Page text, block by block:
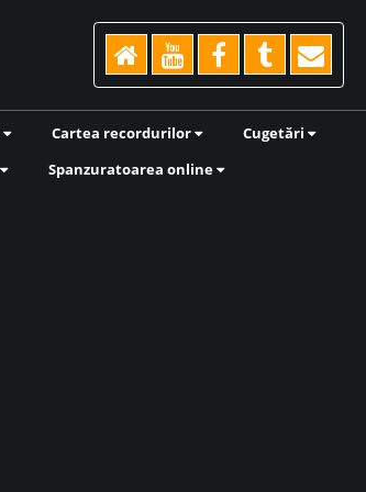
Cartea recordurilor
Cugetări
Spanzuratoarea online